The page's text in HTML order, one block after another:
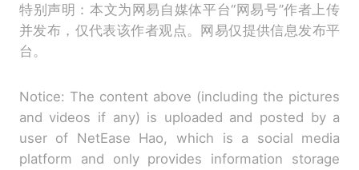
特别声明：本文为网易自媒体平台“网易号”作者上传
并发布，仅代表该作者观点。网易仅提供信息发布平
台。
Notice: The content above (including the pictures
and videos if any) is uploaded and posted by a
user of NetEase Hao, which is a social media
platform and only provides information storage